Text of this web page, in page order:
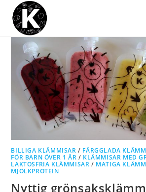
BILLIGA KLÄMMISAR / FÄRGGLADA
FÖR BARN ÖVER 1 ÅR / KLÄMMISAR MED
LAKTOSFRIA KLÄMMISAR / MATIGA
MJÖLKPROTEIN
Nyttig